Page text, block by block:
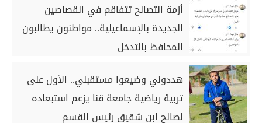
أزمة التصالح تتفاقم في القصاصين
الجديدة بالإسماعيلية.. مواطنون يطالبون
المحافظ بالتدخل
هددوني وضيعوا مستقبلي.. الأول على
تربية رياضية جامعة قنا يزعم استبعاده
لصالح ابن شقيق رئيس القسم